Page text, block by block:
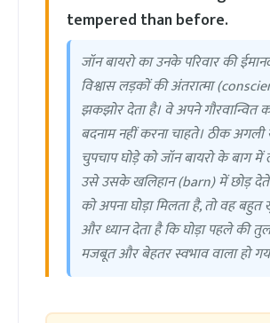
tempered than before.
जॉन बायरो का उनके परिवार की
विश्वास लड़कों की अंतरात्मा
झकझोर देता है। वे अपने गौरवान्वित
बदनाम नहीं करना चाहते। ठीक
चुपचाप घोड़े को जॉन बायरो के बाग
उसे उसके खलिहान (barn) में छोड़ देते
को अपना घोड़ा मिलता है, तो वह बहुत
और ध्यान देता है कि घोड़ा पहले की
मजबूत और बेहतर स्वभाव वाला हो